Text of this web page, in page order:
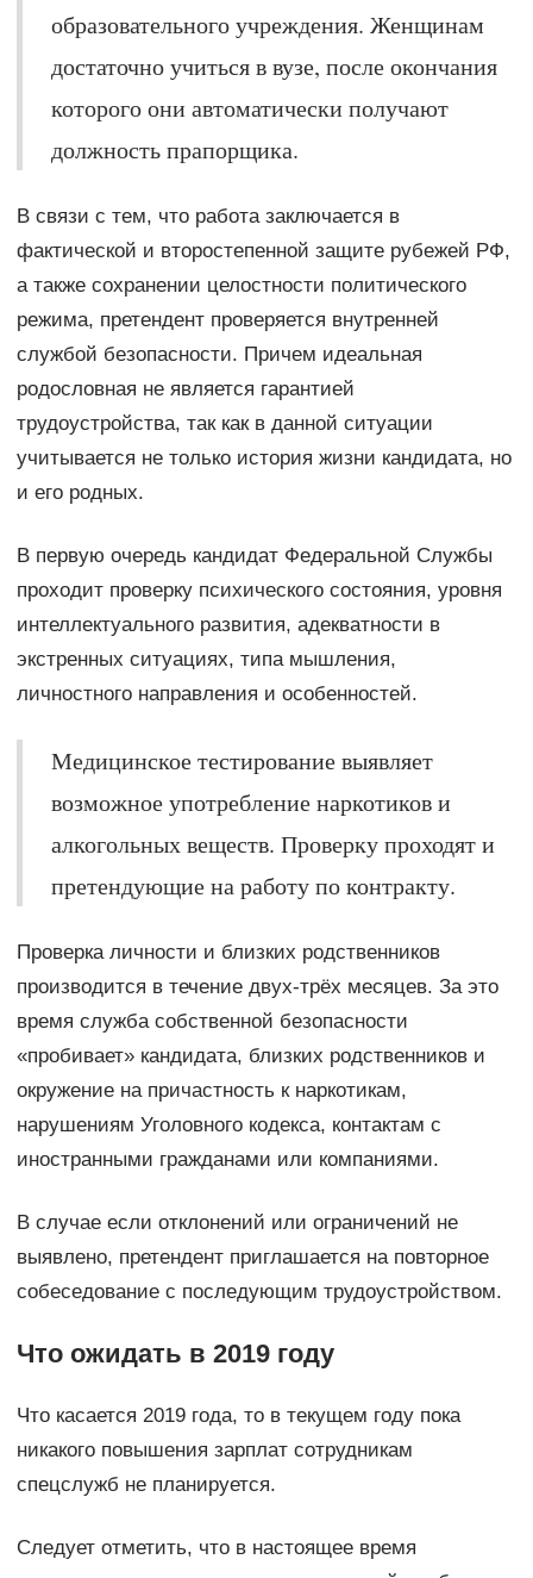
образовательного учреждения. Женщинам
достаточно учиться в вузе, после окончания
которого они автоматически получают
должность прапорщика.
В связи с тем, что работа заключается в
фактической и второстепенной защите рубежей РФ,
а также сохранении целостности политического
режима, претендент проверяется внутренней
службой безопасности. Причем идеальная
родословная не является гарантией
трудоустройства, так как в данной ситуации
учитывается не только история жизни кандидата, но
и его родных.
В первую очередь кандидат Федеральной Службы
проходит проверку психического состояния, уровня
интеллектуального развития, адекватности в
экстренных ситуациях, типа мышления,
личностного направления и особенностей.
Медицинское тестирование выявляет
возможное употребление наркотиков и
алкогольных веществ. Проверку проходят и
претендующие на работу по контракту.
Проверка личности и близких родственников
производится в течение двух-трёх месяцев. За это
время служба собственной безопасности
«пробивает» кандидата, близких родственников и
окружение на причастность к наркотикам,
нарушениям Уголовного кодекса, контактам с
иностранными гражданами или компаниями.
В случае если отклонений или ограничений не
выявлено, претендент приглашается на повторное
собеседование с последующим трудоустройством.
Что ожидать в 2019 году
Что касается 2019 года, то в текущем году пока
никакого повышения зарплат сотрудникам
спецслужб не планируется.
Следует отметить, что в настоящее время